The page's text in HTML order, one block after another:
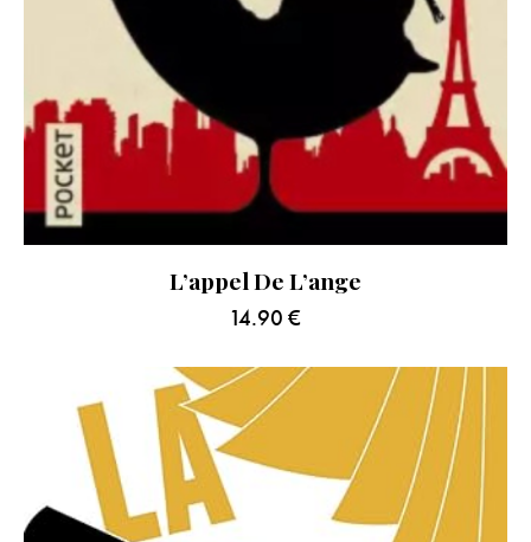
L’appel De L’ange
14.90 €